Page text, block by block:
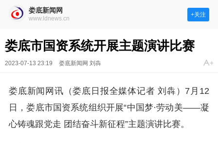
娄底新闻网
www.ldnews.cn
+关注
娄底市国资系统开展主题演讲比赛
2023-07-13 23:19 娄底新闻网 刘犇
娄底新闻网讯（娄底日报全媒体记者 刘犇）7月12
日，娄底市国资系统组织开展“中国梦·劳动美——凝
心铸魂跟党走 团结奋斗新征程”主题演讲比赛。